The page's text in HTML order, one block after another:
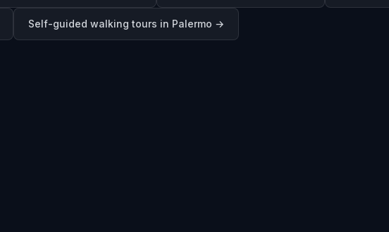
Self-guided walking tours in Palermo →